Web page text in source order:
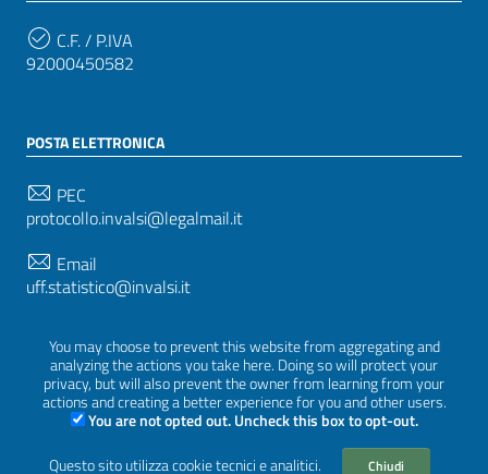
You may choose to prevent this website from aggregating and
analyzing the actions you take here. Doing so will protect your
privacy, but will also prevent the owner from learning from your
actions and creating a better experience for you and other users.
You are not opted out. Uncheck this box to opt-out.
Questo sito utilizza cookie tecnici e analitici.
Chiudi
C.F. / P.IVA
92000450582
POSTA ELETTRONICA
PEC
protocollo.invalsi@legalmail.it
Email
uff.statistico@invalsi.it
restituzione.dati@invalsi.it
SEGUICI SU